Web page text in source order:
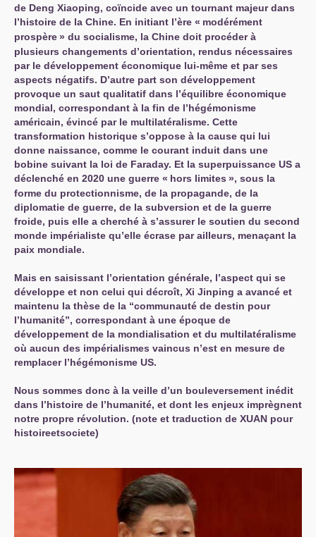
de Deng Xiaoping, coïncide avec un tournant majeur dans
l’histoire de la Chine. En initiant l’ère « modérément
prospère» du socialisme, la Chine doit procéder à
plusieurs changements d’orientation, rendus nécessaires
par le développement économique lui-même et par ses
aspects négatifs. D’autre part son développement
provoque un saut qualitatif dans l’équilibre économique
mondial, correspondant à la fin de l’hégémonisme
américain, évincé par le multilatéralisme. Cette
transformation historique s’oppose à la cause qui lui
donne naissance, comme le courant induit dans une
bobine suivant la loi de Faraday. Et la superpuissance US a
déclenché en 2020 une guerre « hors limites », sous la
forme du protectionnisme, de la propagande, de la
diplomatie de guerre, de la subversion et de la guerre
froide, puis elle a cherché à s’assurer le soutien du second
monde impérialiste qu’elle écrase par ailleurs, menaçant la
paix mondiale.
Mais en saisissant l’orientation générale, l’aspect qui se
développe et non celui qui décroît, Xi Jinping a avancé et
maintenu la thèse de la “communauté de destin pour
l’humanité”, correspondant à une époque de
développement de la mondialisation et du multilatéralisme
où aucun des impérialismes vaincus n’est en mesure de
remplacer l’hégémonisme US.
Nous sommes donc à la veille d’un bouleversement inédit
dans l’histoire de l’humanité, et dont les enjeux imprègnent
notre propre révolution. (note et traduction de XUAN pour
histoireetsociete)